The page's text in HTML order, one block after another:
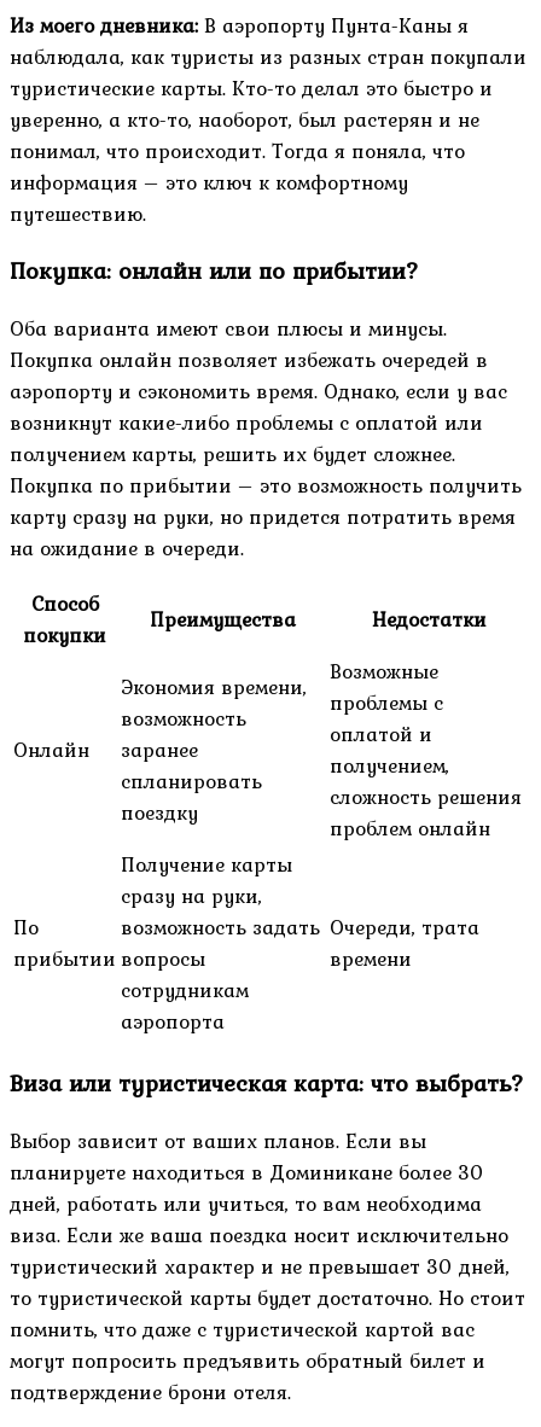
Из моего дневника:В аэропорту Пунта-Каны я
наблюдала, как туристы из разных стран покупали
туристические карты. Кто-то делал это быстро и
уверенно, а кто-то, наоборот, был растерян и не
понимал, что происходит. Тогда я поняла, что
информация – это ключ к комфортному
путешествию.
Покупка: онлайн или по прибытии?
Оба варианта имеют свои плюсы и минусы.
Покупка онлайн позволяет избежать очередей в
аэропорту и сэкономить время. Однако, если у вас
возникнут какие-либо проблемы с оплатой или
получением карты, решить их будет сложнее.
Покупка по прибытии – это возможность получить
карту сразу на руки, но придется потратить время
на ожидание в очереди.
Способ
покупки
Преимущества Недостатки
Онлайн
Экономия времени,
возможность
заранее
спланировать
поездку
Возможные
проблемы с
оплатой и
получением,
сложность решения
проблем онлайн
По
прибытии
Получение карты
сразу на руки,
возможность задать
вопросы
сотрудникам
аэропорта
Очереди, трата
времени
Виза или туристическая карта: что выбрать?
Выбор зависит от ваших планов. Если вы
планируете находиться в Доминикане более 30
дней, работать или учиться, то вам необходима
виза. Если же ваша поездка носит исключительно
туристический характер и не превышает 30 дней,
то туристической карты будет достаточно. Но стоит
помнить, что даже с туристической картой вас
могут попросить предъявить обратный билет и
подтверждение брони отеля.